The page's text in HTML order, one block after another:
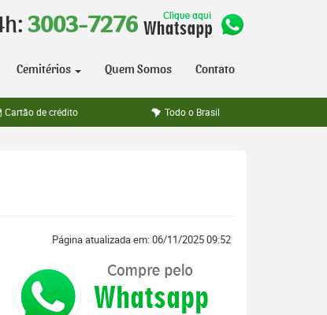
3003-7276
Cemitérios Quem Somos Contato
Cartão de crédito Todo o Brasil
Página atualizada em: 06/11/2025 09:52